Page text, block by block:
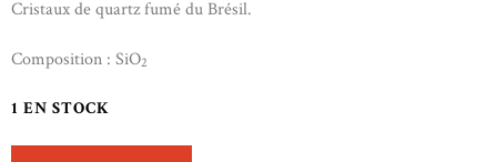
Cristaux de quartz fumé du Brésil.
Composition : SiO2
1 EN STOCK